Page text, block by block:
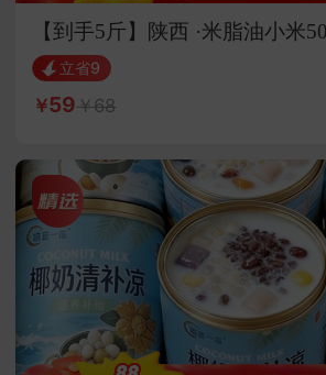
【到手5斤】陕西 ·米脂油小米
装】立省9
59 68